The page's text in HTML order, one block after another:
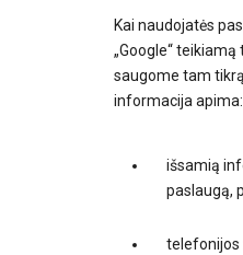
Kai naudojatės
„Google“
saugome tam tikrą
informacija apima:
išsamią
paslaugą,
telefonijos